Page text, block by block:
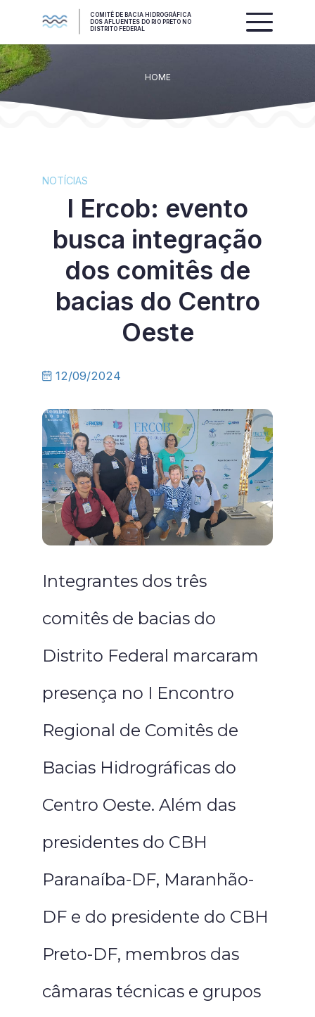
COMITÊ DE BACIA HIDROGRÁFICA
DOS AFLUENTES DO RIO PRETO NO
DISTRITO FEDERAL
HOME
NOTÍCIAS
I Ercob: evento
busca integração
dos comitês de
bacias do Centro
Oeste
12/09/2024
Integrantes dos três
comitês de bacias do
Distrito Federal marcaram
presença no I Encontro
Regional de Comitês de
Bacias Hidrográficas do
Centro Oeste. Além das
presidentes do CBH
Paranaíba-DF, Maranhão-
DF e do presidente do CBH
Preto-DF, membros das
câmaras técnicas e grupos